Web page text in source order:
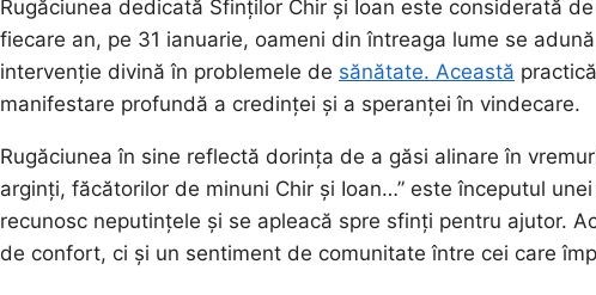
Rugăciunea dedicată Sfinților Chir și Ioan este considerată
fiecare an, pe 31 ianuarie, oameni din întreaga lume se
intervenție divină în problemele de sănătate. Această
manifestare profundă a credinței și a speranței în vindecare.
Rugăciunea în sine reflectă dorința de a găsi alinare în
arginți, făcătorilor de minuni Chir și Ioan…” este începutul
recunosc neputințele și se apleacă spre sfinți pentru ajutor.
de confort, ci și un sentiment de comunitate între cei care